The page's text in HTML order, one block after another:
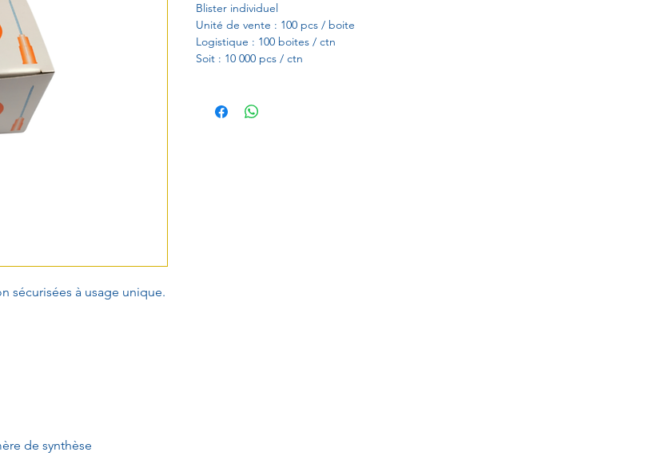
sécurisées à usage unique.
de synthèse
Blister individuel
Unité de vente : 100 pcs / boite
Logistique : 100 boites / ctn
Soit : 10 000 pcs / ctn